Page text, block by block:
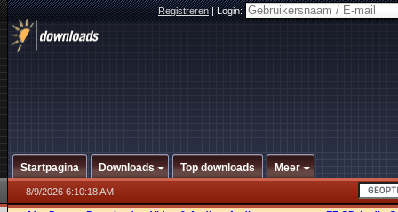
Registreren|Login:
Startpagina Downloads Top downloads Meer
8/9/2026 6:10:18 AM